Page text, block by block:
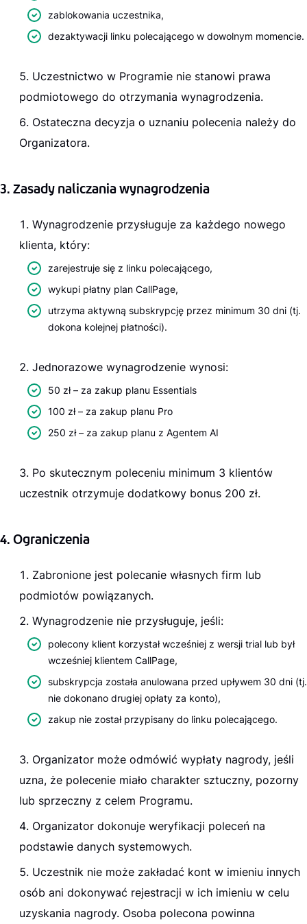
zablokowania uczestnika,
dezaktywacji linku polecającego w dowolnym momencie.
Uczestnictwo w Programie nie stanowi prawa
podmiotowego do otrzymania wynagrodzenia.
Ostateczna decyzja o uznaniu polecenia należy do
Organizatora.
3. Zasady naliczania wynagrodzenia
Wynagrodzenie przysługuje za każdego nowego
klienta, który:
zarejestruje się z linku polecającego,
wykupi płatny plan CallPage,
utrzyma aktywną subskrypcję przez minimum 30 dni (tj.
dokona kolejnej płatności).
Jednorazowe wynagrodzenie wynosi:
50 zł – za zakup planu Essentials
100 zł – za zakup planu Pro
250 zł – za zakup planu z Agentem AI
Po skutecznym poleceniu minimum 3 klientów
uczestnik otrzymuje dodatkowy bonus 200 zł.
4. Ograniczenia
Zabronione jest polecanie własnych firm lub
podmiotów powiązanych.
Wynagrodzenie nie przysługuje, jeśli:
polecony klient korzystał wcześniej z wersji trial lub był
wcześniej klientem CallPage,
subskrypcja została anulowana przed upływem 30 dni (tj.
nie dokonano drugiej opłaty za konto),
zakup nie został przypisany do linku polecającego.
Organizator może odmówić wypłaty nagrody, jeśli
uzna, że polecenie miało charakter sztuczny, pozorny
lub sprzeczny z celem Programu.
Organizator dokonuje weryfikacji poleceń na
podstawie danych systemowych.
Uczestnik nie może zakładać kont w imieniu innych
osób ani dokonywać rejestracji w ich imieniu w celu
uzyskania nagrody. Osoba polecona powinna